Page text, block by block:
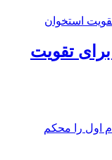
برای تقویت